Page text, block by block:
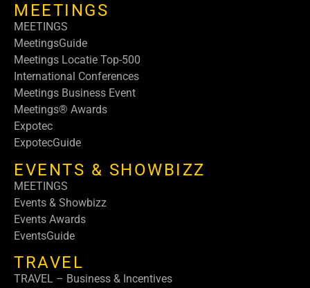
MEETINGS
MEETINGS
MeetingsGuide
Meetings Locatie Top-500
International Conferences
Meetings Business Event
Meetings® Awards
Expotec
ExpotecGuide
EVENTS & SHOWBIZZ
MEETINGS
Events & Showbizz
Events Awards
EventsGuide
TRAVEL
TRAVEL – Business & Incentives